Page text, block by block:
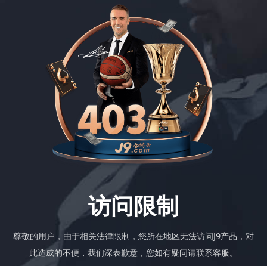
访问限制
尊敬的用户，由于相关法律限制，您所在地区无法访问J9产品，对
此造成的不便，我们深表歉意，您如有疑问请联系客服。